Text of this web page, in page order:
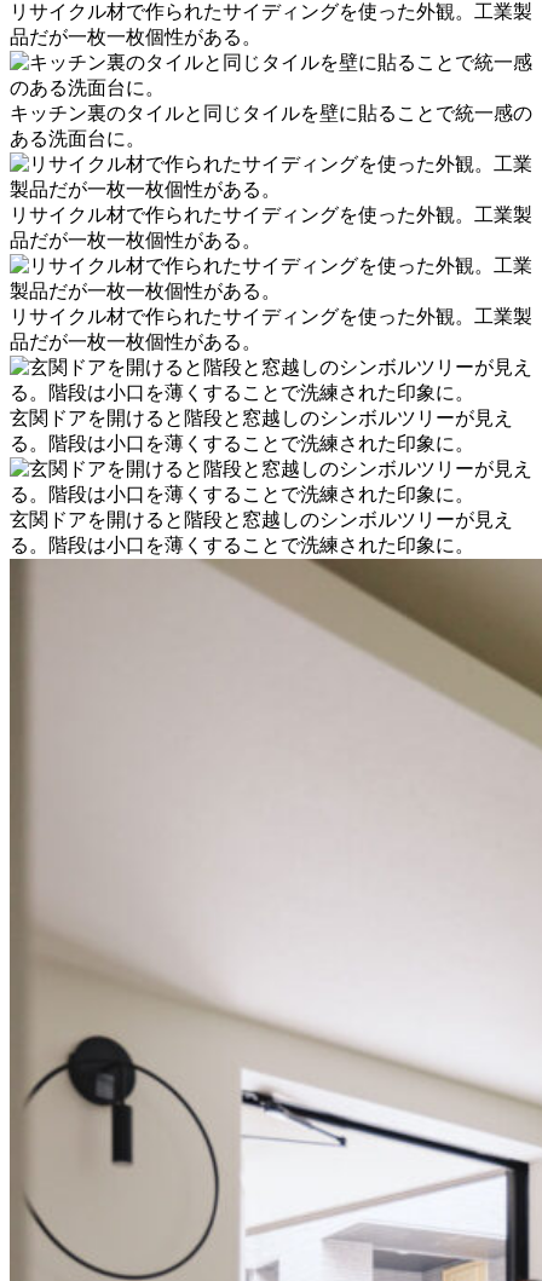
リサイクル材で作られたサイディングを使った外観。工業製
品だが一枚一枚個性がある。
キッチン裏のタイルと同じタイルを壁に貼ることで統一感の
ある洗面台に。
リサイクル材で作られたサイディングを使った外観。工業製
品だが一枚一枚個性がある。
リサイクル材で作られたサイディングを使った外観。工業製
品だが一枚一枚個性がある。
玄関ドアを開けると階段と窓越しのシンボルツリーが見え
る。階段は小口を薄くすることで洗練された印象に。
玄関ドアを開けると階段と窓越しのシンボルツリーが見え
る。階段は小口を薄くすることで洗練された印象に。